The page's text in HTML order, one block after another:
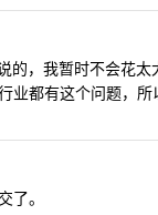
的，我暂时不会花
业都有这个问题，
了。